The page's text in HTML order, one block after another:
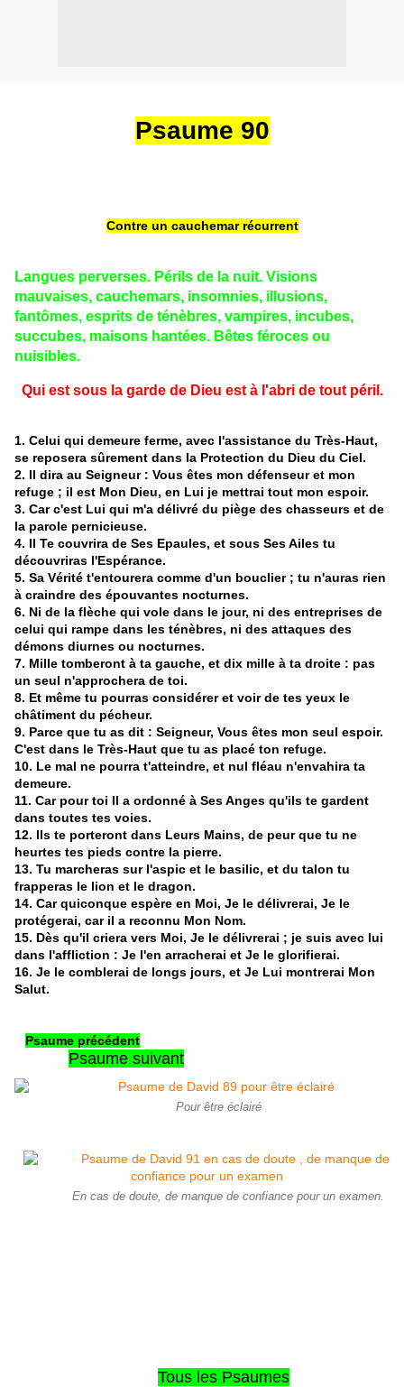
Psaume 90
Contre un cauchemar récurrent
Langues perverses. Périls de la nuit. Visions
mauvaises, cauchemars, insomnies, illusions,
fantômes, esprits de ténèbres, vampires, incubes,
succubes, maisons hantées. Bêtes féroces ou
nuisibles.
Qui est sous la garde de Dieu est à l'abri de tout péril.
1. Celui qui demeure ferme, avec l'assistance du Très-Haut,
se reposera sûrement dans la Protection du Dieu du Ciel.
2. Il dira au Seigneur : Vous êtes mon défenseur et mon
refuge ; il est Mon Dieu, en Lui je mettrai tout mon espoir.
3. Car c'est Lui qui m'a délivré du piège des chasseurs et de
la parole pernicieuse.
4. Il Te couvrira de Ses Epaules, et sous Ses Ailes tu
découvriras l'Espérance.
5. Sa Vérité t'entourera comme d'un bouclier ; tu n'auras rien
à craindre des épouvantes nocturnes.
6. Ni de la flèche qui vole dans le jour, ni des entreprises de
celui qui rampe dans les ténèbres, ni des attaques des
démons diurnes ou nocturnes.
7. Mille tomberont à ta gauche, et dix mille à ta droite : pas
un seul n'approchera de toi.
8. Et même tu pourras considérer et voir de tes yeux le
châtiment du pécheur.
9. Parce que tu as dit : Seigneur, Vous êtes mon seul espoir.
C'est dans le Très-Haut que tu as placé ton refuge.
10. Le mal ne pourra t'atteindre, et nul fléau n'envahira ta
demeure.
11. Car pour toi Il a ordonné à Ses Anges qu'ils te gardent
dans toutes tes voies.
12. Ils te porteront dans Leurs Mains, de peur que tu ne
heurtes tes pieds contre la pierre.
13. Tu marcheras sur l'aspic et le basilic, et du talon tu
frapperas le lion et le dragon.
14. Car quiconque espère en Moi, Je le délivrerai, Je le
protégerai, car il a reconnu Mon Nom.
15. Dès qu'il criera vers Moi, Je le délivrerai ; je suis avec lui
dans l'affliction : Je l'en arracherai et Je le glorifierai.
16. Je le comblerai de longs jours, et Je Lui montrerai Mon
Salut.
Psaume précédent
Psaume suivant
Pour être éclairé
En cas de doute, de manque de confiance pour un examen.
Tous les Psaumes